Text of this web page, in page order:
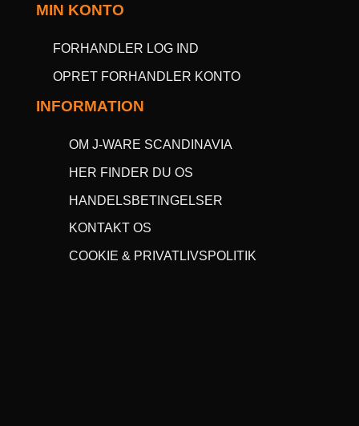
MIN KONTO
FORHANDLER LOG IND
OPRET FORHANDLER KONTO
INFORMATION
OM J-WARE SCANDINAVIA
HER FINDER DU OS
HANDELSBETINGELSER
KONTAKT OS
COOKIE & PRIVATLIVSPOLITIK